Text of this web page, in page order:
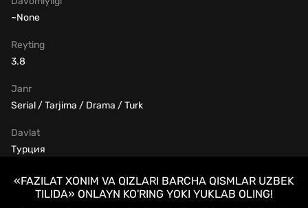
Janr
Serial / Tarjima / Drama / Turk
~None
Davlat
Турция
Reyting
3.8
«FAZILAT XONIM VA QIZLARI BARCHA QISMLAR UZBEK
TILIDA» ONLAYN KO'RING YOKI YUKLAB OLING!